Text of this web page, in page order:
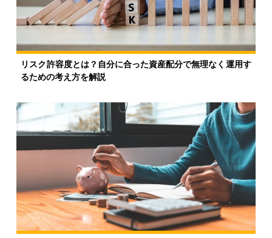
リスク許容度とは？自分に合った資産配分で無理なく運用す
るための考え方を解説